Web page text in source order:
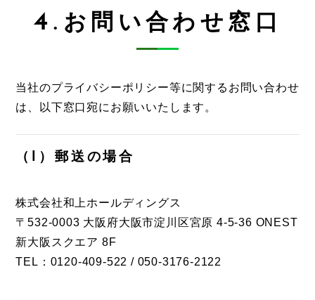
4.お問い合わせ窓口
当社のプライバシーポリシー等に関するお問い合わせ
は、以下窓口宛にお願いいたします。
（1）郵送の場合
株式会社和上ホールディングス
〒532-0003 大阪府大阪市淀川区宮原 4-5-36 ONEST
新大阪スクエア 8F
TEL：0120-409-522 / 050-3176-2122